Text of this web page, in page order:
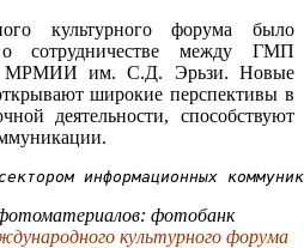
культурного форума было
о сотрудничестве между ГМП
и МРМИИ им. С.Д. Эрьзи. Новые
широкие перспективы в
деятельности, способствуют
информационных
фотобанк
культурного форума